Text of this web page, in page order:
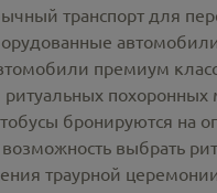
транспорт для
премиум
бронируются на
выбрать
траурной